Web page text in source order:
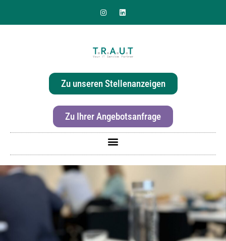
Zu unseren Stellenanzeigen
Zu Ihrer Angebotsanfrage
Sie suchen nach einer
effizienten & hochwertigen
Druckerlösung für Ihr Büro?
Für mehr Informationen zur Canon imageRunner
ADVANCE DX C3926i einfach
hier klicken.